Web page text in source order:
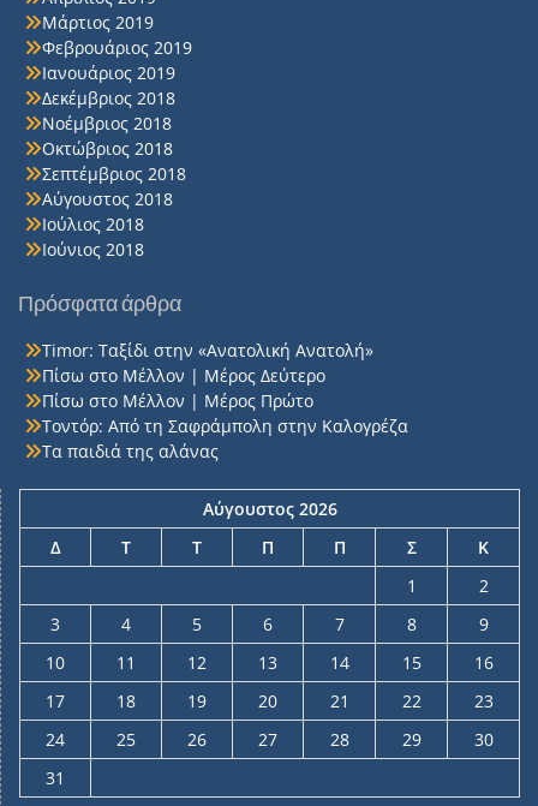
Μάρτιος 2019
Φεβρουάριος 2019
Ιανουάριος 2019
Δεκέμβριος 2018
Νοέμβριος 2018
Οκτώβριος 2018
Σεπτέμβριος 2018
Αύγουστος 2018
Ιούλιος 2018
Ιούνιος 2018
Πρόσφατα άρθρα
Timor: Ταξίδι στην «Ανατολική Ανατολή»
Πίσω στο Μέλλον | Μέρος Δεύτερο
Πίσω στο Μέλλον | Μέρος Πρώτο
Τοντόρ: Από τη Σαφράμπολη στην Καλογρέζα
Τα παιδιά της αλάνας
Αύγουστος 2026
Δ
Τ Τ Π Π Σ
Κ
1
2
3
4 5 6 7 8
9
10
11 12 13 14 15
16
17
18 19 20 21 22
23
24
25 26 27 28 29
30
31